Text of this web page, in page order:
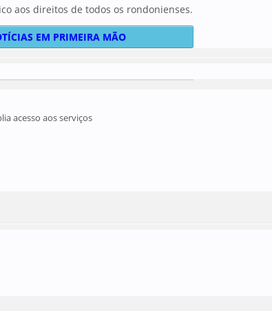
aos direitos de todos os rondonienses.
EM PRIMEIRA MÃO
acesso aos serviços